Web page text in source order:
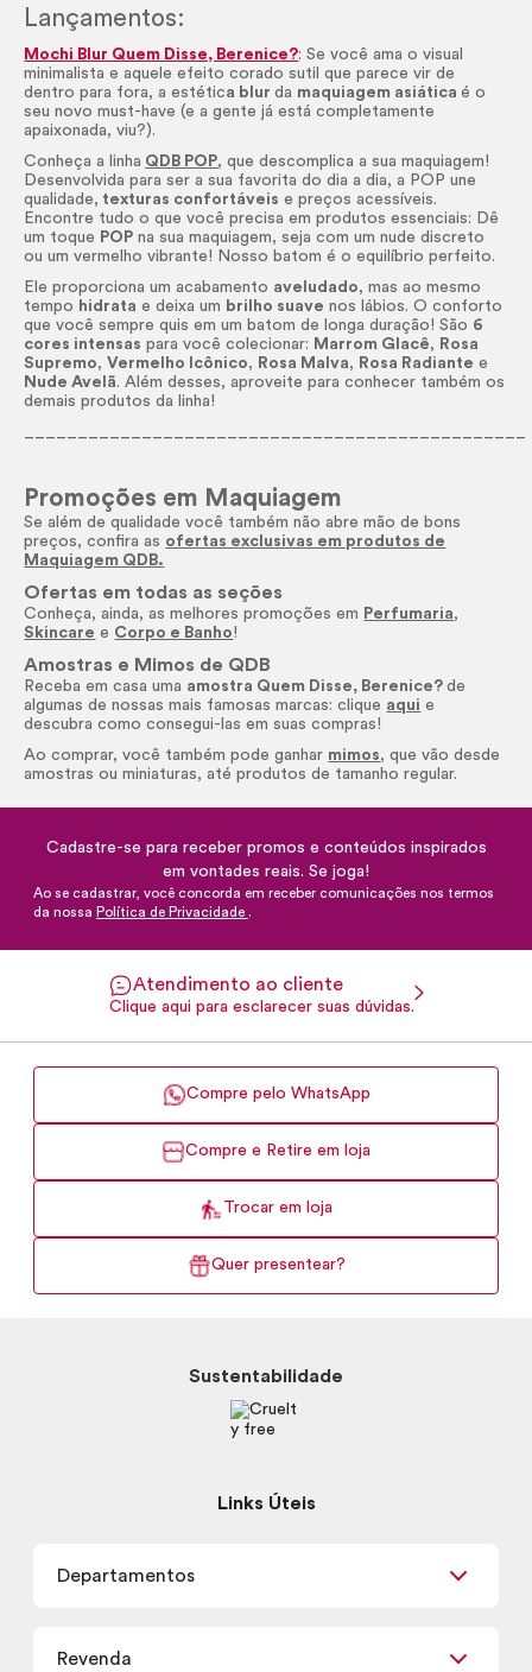
Lançamentos:
Mochi Blur Quem Disse, Berenice?: Se você ama o visual
minimalista e aquele efeito corado sutil que parece vir de
dentro para fora, a estética blurda maquiagem asiáticaé o
seu novo must-have (e a gente já está completamente
apaixonada, viu?).
Conheça a linha QDB POP, que descomplica a sua maquiagem!
Desenvolvida para ser a sua favorita do dia a dia, a POP une
qualidade, texturas confortáveis e preços acessíveis.
Encontre tudo o que você precisa em produtos essenciais: Dê
um toque POP na sua maquiagem, seja com um nude discreto
ou um vermelho vibrante! Nosso batom é o equilíbrio perfeito.
Ele proporciona um acabamento aveludado, mas ao mesmo
tempo hidrata e deixa um brilho suave nos lábios. O conforto
que você sempre quis em um batom de longa duração! São 6
cores intensas para você colecionar: Marrom Glacê, Rosa
Supremo,Vermelho Icônico, Rosa Malva, Rosa Radiante e
Nude Avelã. Além desses, aproveite para conhecer também os
demais produtos da linha!
Promoções em Maquiagem
Se além de qualidade você também não abre mão de bons
preços, confira as ofertas exclusivas em produtos de
Maquiagem QDB.
Ofertas em todas as seções
Conheça, ainda, as melhores promoções em Perfumaria,
Skincare e Corpo e Banho!
Amostras e Mimos de QDB
Receba em casa uma amostra Quem Disse, Berenice?de
algumas de nossas mais famosas marcas: clique aqui e
descubra como consegui-las em suas compras!
Ao comprar, você também pode ganhar mimos, que vão desde
amostras ou miniaturas, até produtos de tamanho regular.
Cadastre-se para receber promos e conteúdos inspirados
em vontades reais. Se joga!
Ao se cadastrar, você concorda em receber comunicações nos termos
da nossa Política de Privacidade .
Atendimento ao cliente
Clique aqui para esclarecer suas dúvidas.
Compre pelo WhatsApp
Compre e Retire em loja
Trocar em loja
Quer presentear?
Sustentabilidade
Links Úteis
Departamentos
Skincare
Revenda